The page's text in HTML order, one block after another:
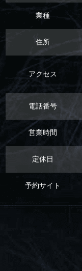
業種
住所
アクセス
電話番号
営業時間
定休日
予約サイト